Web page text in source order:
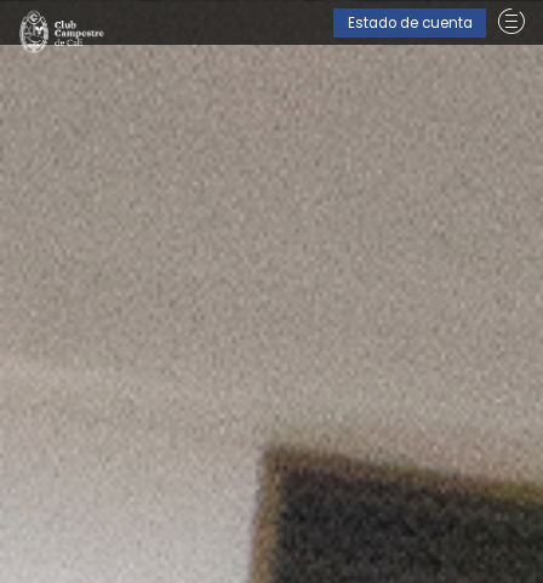
Estado de cuenta